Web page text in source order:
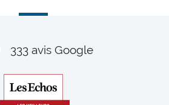
333 avis Google